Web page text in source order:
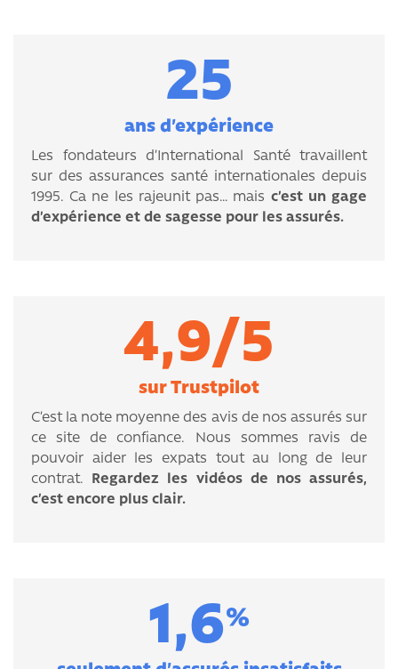
25
ans d’expérience
Les fondateurs d’International Santé travaillent
sur des assurances santé internationales depuis
1995. Ca ne les rajeunit pas… mais c’est un gage
d’expérience et de sagesse pour les assurés.
4,9/5
sur Trustpilot
C’est la note moyenne des avis de nos assurés sur
ce site de confiance. Nous sommes ravis de
pouvoir aider les expats tout au long de leur
contrat.
Regardez les vidéos de nos assurés,
c’est encore plus clair.
1,6%